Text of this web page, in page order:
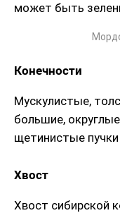
может быть
Конечности
Мускулистые,
большие,
щетинистые
Хвост
Хвост сибирской